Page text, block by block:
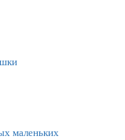
маленьких